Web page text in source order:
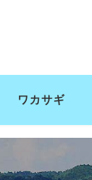
ワカサギ